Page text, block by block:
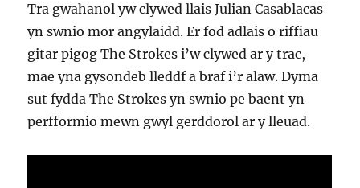
Tra gwahanol yw clywed llais Julian Casablacas
yn swnio mor angylaidd. Er fod adlais o riffiau
gitar pigog The Strokes i’w clywed ar y trac,
mae yna gysondeb lleddf a braf i’r alaw. Dyma
sut fydda The Strokes yn swnio pe baent yn
perfformio mewn gwyl gerddorol ar y lleuad.